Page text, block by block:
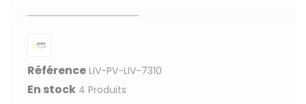
Référence LIV-PV-LIV-7310
En stock 4 Produits